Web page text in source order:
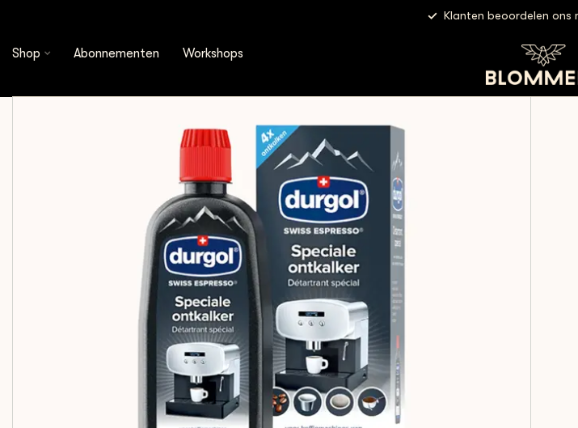
Klanten beoordelen ons
Shop Abonnementen Workshops
Durgol - Swiss Espresso